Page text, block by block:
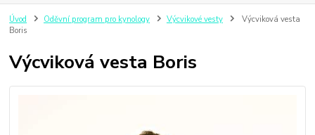
Úvod Oděvní program pro kynology Výcvikové vesty
Výcviková vesta
Boris
Výcviková vesta Boris